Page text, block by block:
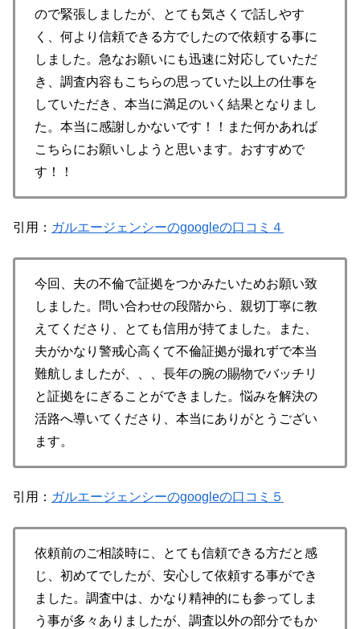
ので緊張しましたが、とても気さくで話しやす
く、何より信頼できる方でしたので依頼する事に
しました。急なお願いにも迅速に対応していただ
き、調査内容もこちらの思っていた以上の仕事を
していただき、本当に満足のいく結果となりまし
た。本当に感謝しかないです！！また何かあれば
こちらにお願いしようと思います。おすすめで
す！！
引用： ガルエージェンシーのgoogleの口コミ４
今回、夫の不倫で証拠をつかみたいためお願い致
しました。問い合わせの段階から、親切丁寧に教
えてくださり、とても信用が持てました。また、
夫がかなり警戒心高くて不倫証拠が撮れずで本当
難航しましたが、、、長年の腕の賜物でバッチリ
と証拠をにぎることができました。悩みを解決の
活路へ導いてくださり、本当にありがとうござい
ます。
引用： ガルエージェンシーのgoogleの口コミ５
依頼前のご相談時に、とても信頼できる方だと感
じ、初めてでしたが、安心して依頼する事ができ
ました。調査中は、かなり精神的にも参ってしま
う事が多々ありましたが、調査以外の部分でもか